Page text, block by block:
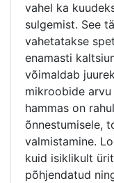
vahel ka
sulgemist. See
vahetatakse
enamasti
võimaldab
mikroobide arvu
hammas on
õnnestumisele,
valmistamine.
kuid isiklikult
põhjendatud